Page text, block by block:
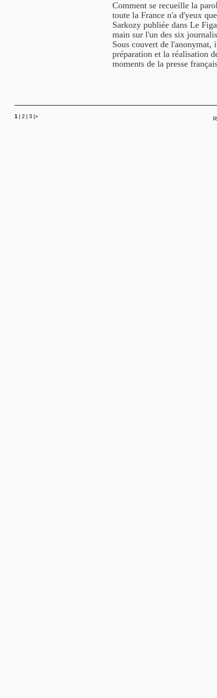
Comment se recueille la
toute la France n'a d'yeux
Sarkozy publiée dans Le
main sur l'un des six
Sous couvert de l'anonymat,
préparation et la réalisation
moments de la presse
1 | 2 | 3 |>